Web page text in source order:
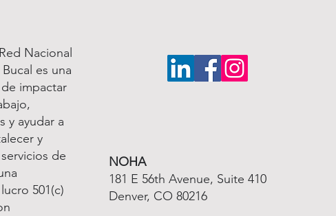
Nacional
es una
impactar
y ayudar a
y
de
501(c)
NOHA
181 E 56th Avenue, Suite 410
Denver, CO 80216